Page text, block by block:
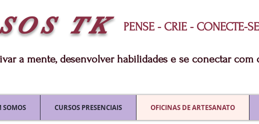
TK PENSE - CRIE - CONECTE-SE
a mente, desenvolver habilidades e se conectar com
SOMOS CURSOS PRESENCIAIS OFICINAS DE ARTESANATO